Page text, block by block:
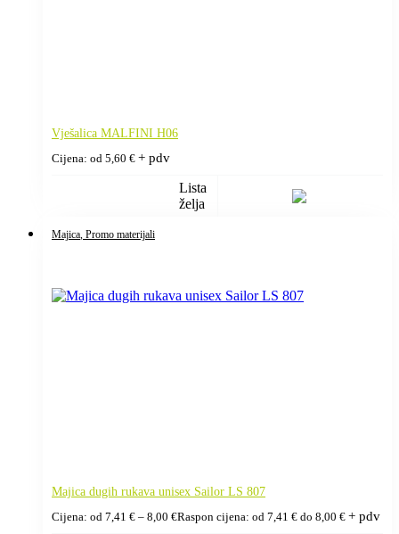
Vješalica MALFINI H06
Cijena: od 5,60 € + pdv
Lista
želja
Majica, Promo materijali
Majica dugih rukava unisex Sailor LS 807
Cijena: od 7,41 € – 8,00 €Raspon cijena: od 7,41 € do 8,00 € + pdv